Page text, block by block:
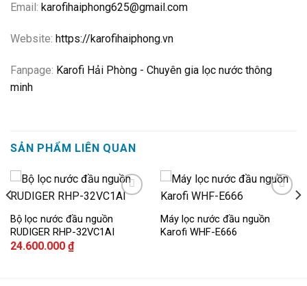
Email: karofihaiphong625@gmail.com
Website: https://karofihaiphong.vn
Fanpage: Karofi Hải Phòng - Chuyên gia lọc nước thông
minh
SẢN PHẨM LIÊN QUAN
Add to
wishlist
Bộ lọc nước đầu nguồn
RUDIGER RHP-32VC1AI
24.600.000 ₫
Máy lọc nước đầu nguồn
Karofi WHF-E666